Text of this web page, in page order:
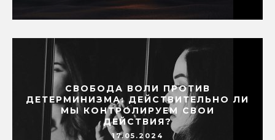
СВОБОДА ВОЛИ ПРОТИВ
ДЕТЕРМИНИЗМА: ДЕЙСТВИТЕЛЬНО ЛИ
МЫ КОНТРОЛИРУЕМ СВОИ
ДЕЙСТВИЯ?
17.05.2024